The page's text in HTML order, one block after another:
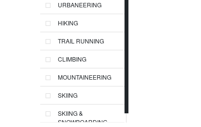
URBANEERING
HIKING
TRAIL RUNNING
CLIMBING
MOUNTAINEERING
SKIING
SKIING &
SNOWBOARDING